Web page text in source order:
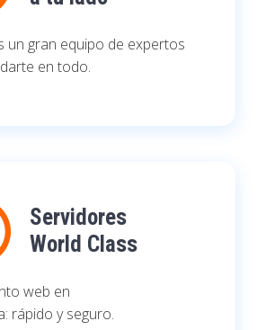
un gran equipo de expertos
en todo.
Servidores
World Class
web en
rápido y seguro.